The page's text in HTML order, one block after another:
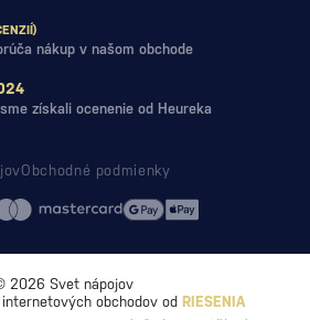
nákup v našom obchode
sme získali ocenenie od Heureka
Obchodné podmienky
2026 Svet nápojov
obchodov od RIESENIA